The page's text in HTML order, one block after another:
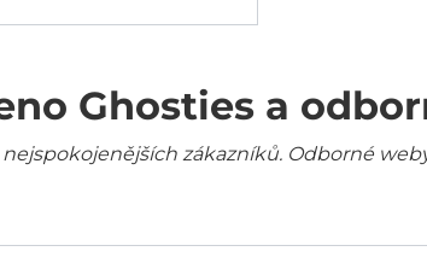
Ghosties a
zákazníků. Odborné